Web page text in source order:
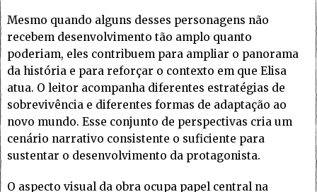
Mesmo quando alguns desses personagens não
recebem desenvolvimento tão amplo quanto
poderiam, eles contribuem para ampliar o panorama
da história e para reforçar o contexto em que Elisa
atua. O leitor acompanha diferentes estratégias de
sobrevivência e diferentes formas de adaptação ao
novo mundo. Esse conjunto de perspectivas cria um
cenário narrativo consistente o suficiente para
sustentar o desenvolvimento da protagonista.
O aspecto visual da obra ocupa papel central na